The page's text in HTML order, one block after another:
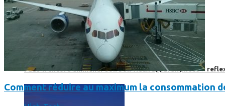
Faut-il encore emmener son bon vieux appareil photo «
Comment réduire au maximum la consommation